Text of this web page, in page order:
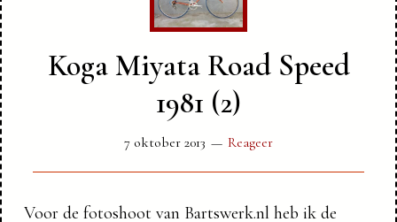
Koga Miyata Road Speed
1981 (2)
7 oktober 2013 Reageer
Voor de fotoshoot van Bartswerk.nl heb ik de